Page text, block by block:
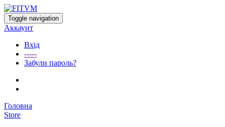
Toggle navigation
Аккаунт
Вхід
-----
Забули пароль?
Головна
Store